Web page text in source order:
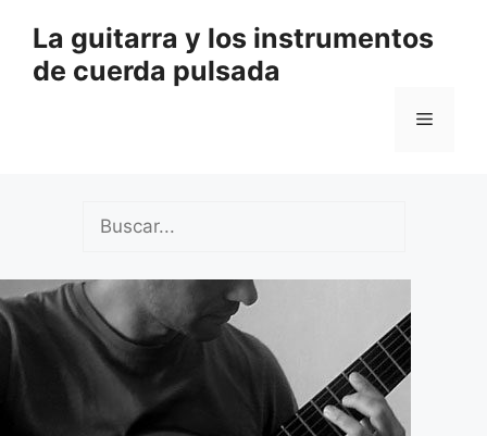
contenido
La guitarra y los instrumentos
de cuerda pulsada
Menú